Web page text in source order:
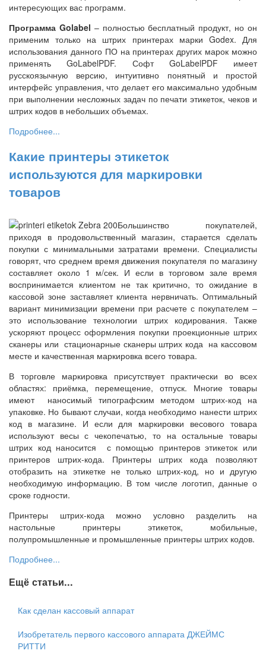
интересующих вас программ.
Программа Golabel – полностью бесплатный продукт, но он
применим только на штрих принтерах марки Godex. Для
использования данного ПО на принтерах других марок можно
применятьGoLabelPDF. Софт GoLabelPDF имеет
русскоязычную версию, интуитивно понятный и простой
интерфейс управления, что делает его максимально удобным
при выполнении несложных задач по печати этикеток, чеков и
штрих кодов в небольших объемах.
Подробнее...
Какие принтеры этикеток
используются для маркировки
товаров
Большинство покупателей,
приходя в продовольственный магазин, старается сделать
покупки с минимальными затратами времени. Специалисты
говорят, что среднем время движения покупателя по магазину
составляет около 1 м/сек. И если в торговом зале время
воспринимается клиентом не так критично, то ожидание в
кассовой зоне заставляет клиента нервничать. Оптимальный
вариант минимизации времени при расчете с покупателем –
это использование технологии штрих кодирования. Также
ускоряют процесс оформления покупки проекционные штрих
сканеры или стационарные сканеры штрих кода на кассовом
месте и качественная маркировка всего товара.
В торговле маркировка присутствует практически во всех
областях: приёмка, перемещение, отпуск. Многие товары
имеют
наносимый типографским методом штрих-код на
упаковке. Но бывают случаи, когда необходимо нанести штрих
код в магазине. И если для маркировки весового товара
используют весы с чекопечатью, то на остальные товары
штрих код наносится с помощью принтеров этикеток или
принтеров штрих-кода. Принтеры штрих кода позволяют
отобразить на этикетке не только штрих-код, но и другую
необходимую информацию. В том числе логотип, данные о
сроке годности.
Принтеры штрих-кода можно условно разделить на
настольные принтеры этикеток, мобильные,
полупромышленные и промышленные принтеры штрих кодов.
Подробнее...
Ещё статьи...
Как сделан кассовый аппарат
Изобретатель первого кассового аппарата ДЖЕЙМС
РИТТИ